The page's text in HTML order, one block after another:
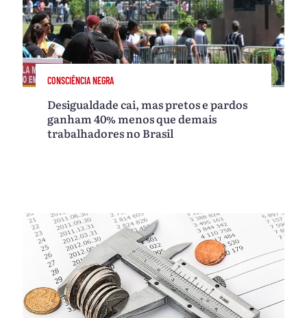
CONSCIÊNCIA NEGRA
Desigualdade cai, mas pretos e pardos
ganham 40% menos que demais
trabalhadores no Brasil